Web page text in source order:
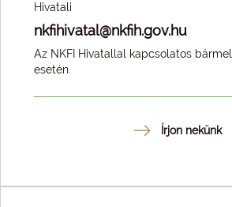
Hivatali
nkfihivatal@nkfih.gov.hu
Az NKFI Hivatallal kapcsolatos
esetén.
Írjon nekünk